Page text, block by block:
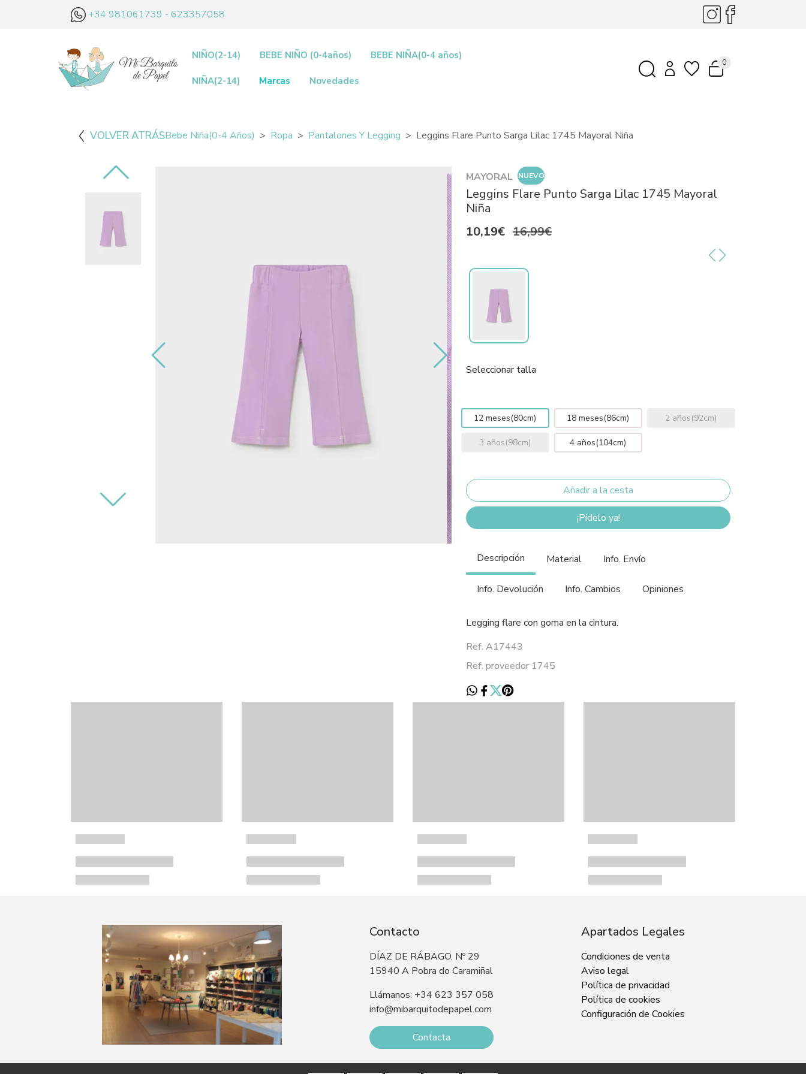
+34 981061739 - 623357058
NIÑO(2-14) BEBE NIÑO (0-4años) BEBE NIÑA(0-4 años)
NIÑA(2-14) Marcas Novedades
0
VOLVER ATRÁSBebe Niña(0-4 Años) Ropa Pantalones Y Legging Leggins Flare Punto Sarga Lilac 1745 Mayoral Niña
MAYORAL NUEVO
Leggins Flare Punto Sarga Lilac 1745 Mayoral
Niña
10,19€ 16,99€
Seleccionar talla
12 meses(80cm) 18 meses(86cm) 2 años(92cm)
3 años(98cm) 4 años(104cm)
¡Pídelo ya!
Descripción Material Info. Envío
Info. Devolución Info. Cambios Opiniones
Legging flare con goma en la cintura.
Ref. A17443
Ref. proveedor 1745
Contacto
DÍAZ DE RÁBAGO, Nº 29
15940 A Pobra do Caramiñal
Llámanos: +34 623 357 058
info@mibarquitodepapel.com
Contacta
Apartados Legales
Condiciones de venta
Aviso legal
Política de privacidad
Política de cookies
Configuración de Cookies